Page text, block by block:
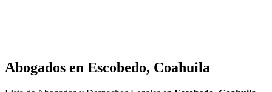
Abogados en Escobedo, Coahuila